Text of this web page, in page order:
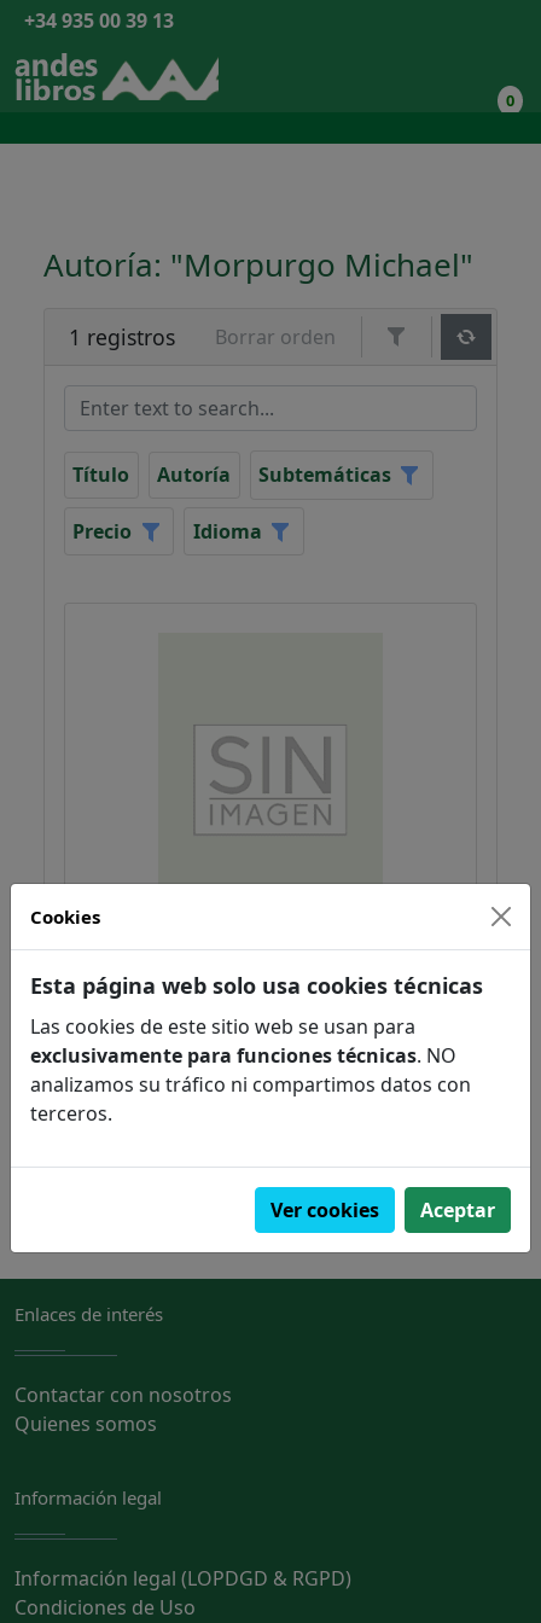
+34 935 00 39 13
0
Autoría: "Morpurgo Michael"
1 registros Borrar orden
Título Autoría Subtemáticas
Precio Idioma
The Amazing Story of Adolphus
Tips
Morpurgo, Michael
Narrativa Infantil / Juvenil
Literatura
Enlaces de interés
Contactar con nosotros
Quienes somos
Información legal
Información legal (LOPDGD & RGPD)
Condiciones de Uso
Cookies
Esta página web solo usa cookies técnicas
Las cookies de este sitio web se usan para
exclusivamente para funciones técnicas. NO
analizamos su tráfico ni compartimos datos con
terceros.
Ver cookies Aceptar